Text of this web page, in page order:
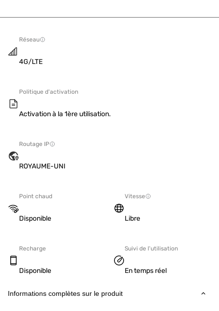
Réseau
4G/LTE
Politique d'activation
Activation à la 1ère utilisation.
Routage IP
ROYAUME-UNI
Point chaud
Disponible
Vitesse
Libre
Recharge
Disponible
Suivi de l'utilisation
En temps réel
Informations complètes sur le produit